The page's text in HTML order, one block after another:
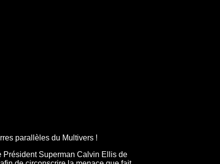
parallèles du Multivers !
Président Superman Calvin Ellis de